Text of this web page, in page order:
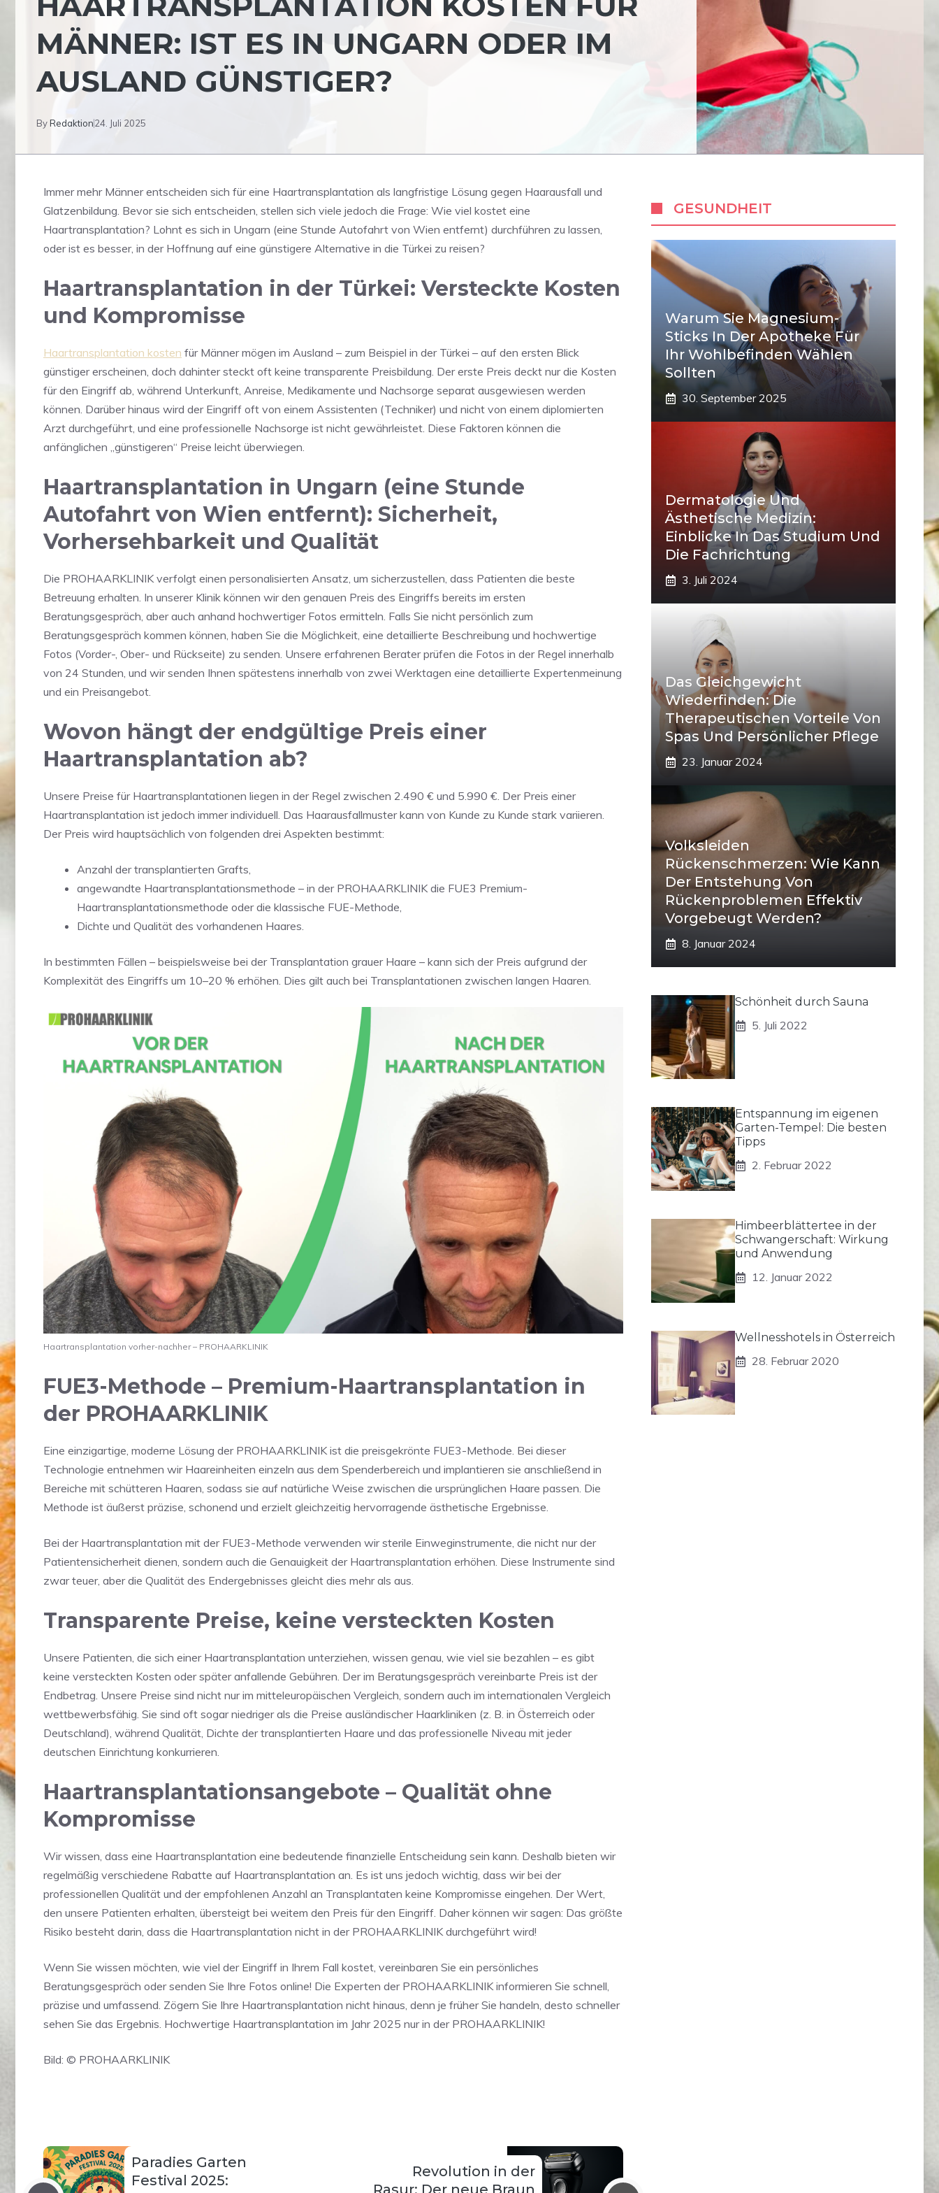
MÄNNER: IST ES IN UNGARN ODER IM
AUSLAND GÜNSTIGER?
ByRedaktion24. Juli 2025
Immer mehr Männer entscheiden sich für eine Haartransplantation als langfristige Lösung gegen Haarausfall und
Glatzenbildung. Bevor sie sich entscheiden, stellen sich viele jedoch die Frage: Wie viel kostet eine
Haartransplantation? Lohnt es sich in Ungarn (eine Stunde Autofahrt von Wien entfernt) durchführen zu lassen,
oder ist es besser, in der Hoffnung auf eine günstigere Alternative in die Türkei zu reisen?
Haartransplantation in der Türkei: Versteckte Kosten
und Kompromisse
Haartransplantation kosten für Männer mögen im Ausland – zum Beispiel in der Türkei – auf den ersten Blick
günstiger erscheinen, doch dahinter steckt oft keine transparente Preisbildung. Der erste Preis deckt nur die Kosten
für den Eingriff ab, während Unterkunft, Anreise, Medikamente und Nachsorge separat ausgewiesen werden
können. Darüber hinaus wird der Eingriff oft von einem Assistenten (Techniker) und nicht von einem diplomierten
Arzt durchgeführt, und eine professionelle Nachsorge ist nicht gewährleistet. Diese Faktoren können die
anfänglichen „günstigeren“ Preise leicht überwiegen.
Haartransplantation in Ungarn (eine Stunde
Autofahrt von Wien entfernt): Sicherheit,
Vorhersehbarkeit und Qualität
Die PROHAARKLINIK verfolgt einen personalisierten Ansatz, um sicherzustellen, dass Patienten die beste
Betreuung erhalten. In unserer Klinik können wir den genauen Preis des Eingriffs bereits im ersten
Beratungsgespräch, aber auch anhand hochwertiger Fotos ermitteln. Falls Sie nicht persönlich zum
Beratungsgespräch kommen können, haben Sie die Möglichkeit, eine detaillierte Beschreibung und hochwertige
Fotos (Vorder-, Ober- und Rückseite) zu senden. Unsere erfahrenen Berater prüfen die Fotos in der Regel innerhalb
von 24 Stunden, und wir senden Ihnen spätestens innerhalb von zwei Werktagen eine detaillierte Expertenmeinung
und ein Preisangebot.
Wovon hängt der endgültige Preis einer
Haartransplantation ab?
Unsere Preise für Haartransplantationen liegen in der Regel zwischen 2.490 € und 5.990 €. Der Preis einer
Haartransplantation ist jedoch immer individuell. Das Haarausfallmuster kann von Kunde zu Kunde stark variieren.
Der Preis wird hauptsächlich von folgenden drei Aspekten bestimmt:
Anzahl der transplantierten Grafts,
angewandte Haartransplantationsmethode – in der PROHAARKLINIK die FUE3 Premium-
Haartransplantationsmethode oder die klassische FUE-Methode,
Dichte und Qualität des vorhandenen Haares.
In bestimmten Fällen – beispielsweise bei der Transplantation grauer Haare – kann sich der Preis aufgrund der
Komplexität des Eingriffs um 10–20 % erhöhen. Dies gilt auch bei Transplantationen zwischen langen Haaren.
Haartransplantation vorher-nachher – PROHAARKLINIK
FUE3-Methode – Premium-Haartransplantation in
der PROHAARKLINIK
Eine einzigartige, moderne Lösung der PROHAARKLINIK ist die preisgekrönte FUE3-Methode. Bei dieser
Technologie entnehmen wir Haareinheiten einzeln aus dem Spenderbereich und implantieren sie anschließend in
Bereiche mit schütteren Haaren, sodass sie auf natürliche Weise zwischen die ursprünglichen Haare passen. Die
Methode ist äußerst präzise, schonend und erzielt gleichzeitig hervorragende ästhetische Ergebnisse.
Bei der Haartransplantation mit der FUE3-Methode verwenden wir sterile Einweginstrumente, die nicht nur der
Patientensicherheit dienen, sondern auch die Genauigkeit der Haartransplantation erhöhen. Diese Instrumente sind
zwar teuer, aber die Qualität des Endergebnisses gleicht dies mehr als aus.
Transparente Preise, keine versteckten Kosten
Unsere Patienten, die sich einer Haartransplantation unterziehen, wissen genau, wie viel sie bezahlen – es gibt
keine versteckten Kosten oder später anfallende Gebühren. Der im Beratungsgespräch vereinbarte Preis ist der
Endbetrag. Unsere Preise sind nicht nur im mitteleuropäischen Vergleich, sondern auch im internationalen Vergleich
wettbewerbsfähig. Sie sind oft sogar niedriger als die Preise ausländischer Haarkliniken (z. B. in Österreich oder
Deutschland), während Qualität, Dichte der transplantierten Haare und das professionelle Niveau mit jeder
deutschen Einrichtung konkurrieren.
Haartransplantationsangebote – Qualität ohne
Kompromisse
Wir wissen, dass eine Haartransplantation eine bedeutende finanzielle Entscheidung sein kann. Deshalb bieten wir
regelmäßig verschiedene Rabatte auf Haartransplantation an. Es ist uns jedoch wichtig, dass wir bei der
professionellen Qualität und der empfohlenen Anzahl an Transplantaten keine Kompromisse eingehen. Der Wert,
den unsere Patienten erhalten, übersteigt bei weitem den Preis für den Eingriff. Daher können wir sagen: Das größte
Risiko besteht darin, dass die Haartransplantation nicht in der PROHAARKLINIK durchgeführt wird!
Wenn Sie wissen möchten, wie viel der Eingriff in Ihrem Fall kostet, vereinbaren Sie ein persönliches
Beratungsgespräch oder senden Sie Ihre Fotos online! Die Experten der PROHAARKLINIK informieren Sie schnell,
präzise und umfassend. Zögern Sie Ihre Haartransplantation nicht hinaus, denn je früher Sie handeln, desto schneller
sehen Sie das Ergebnis. Hochwertige Haartransplantation im Jahr 2025 nur in der PROHAARKLINIK!
Bild: © PROHAARKLINIK
Paradies Garten
Festival 2025:
Revolution in der
Rasur: Der neue Braun
GESUNDHEIT
Warum Sie Magnesium-
Sticks In Der Apotheke Für
Ihr Wohlbefinden Wählen
Sollten
30. September 2025
Dermatologie Und
Ästhetische Medizin:
Einblicke In Das Studium Und
Die Fachrichtung
3. Juli 2024
Das Gleichgewicht
Wiederfinden: Die
Therapeutischen Vorteile Von
Spas Und Persönlicher Pflege
23. Januar 2024
Volksleiden
Rückenschmerzen: Wie Kann
Der Entstehung Von
Rückenproblemen Effektiv
Vorgebeugt Werden?
8. Januar 2024
Schönheit durch Sauna
5. Juli 2022
Entspannung im eigenen
Garten-Tempel: Die besten
Tipps
2. Februar 2022
Himbeerblättertee in der
Schwangerschaft: Wirkung
und Anwendung
12. Januar 2022
Wellnesshotels in Österreich
28. Februar 2020